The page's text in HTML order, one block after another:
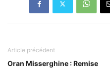
Article précédent
Oran Misserghine : Remise